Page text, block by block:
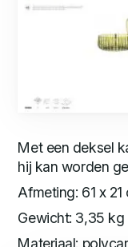
Met een deksel
hij kan worden
Afmeting: 61 x
Gewicht: 3,35 kg
Materiaal: